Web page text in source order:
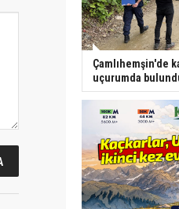
Çamlıhemşin'de
uçurumda